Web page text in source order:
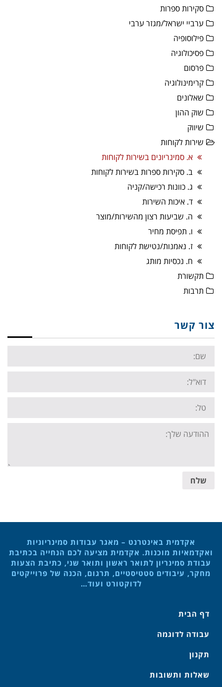
סקירות ספרות
ערביי ישראל/מגזר ערבי
פילוסופיה
פסיכולוגיה
פרסום
קרימינולוגיה
שאלונים
שוק ההון
שיווק
שירות לקוחות
א. סמינריונים בשירות לקוחות
ב. סקירות ספרות בשירות לקוחות
ג. כוונות רכישה/קניה
ד. איכות השירות
ה. שביעות רצון מהשירות/מוצר
ו. תפיסת מחיר
ז. נאמנות/נטישת לקוחות
ח. נכסיות מותג
תקשורת
תרבות
צור קשר
Name:
Email:
Tel:
Your
message:
שלח
אקדמית באינטרנט – מאגר עבודות סמינריוניות
ואקדמאיות מוכנות. אקדמית מציעה לכם הנחייה בכתיבת
עבודת סמינריון לתואר ראשון ותואר שני, כתיבת הצעות
מחקר, עיבודים סטטיסטיים, תרגום, הכנה של פרוייקטים
לדוקטורט ועוד…
דף הבית
עבודה לדוגמה
תקנון
שאלות ותשובות